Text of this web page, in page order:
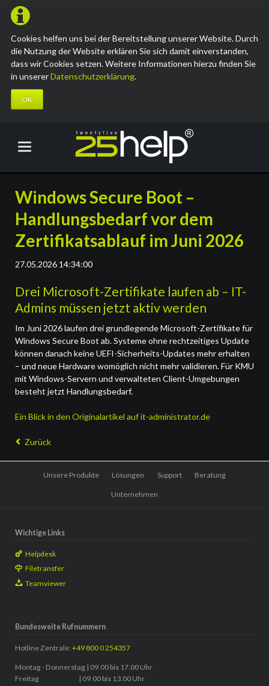
Cookies helfen uns bei der Bereitstellung unserer Website. Durch
die Nutzung der Website erklären Sie sich damit einverstanden,
dass wir Cookies setzen. Weitere Informationen hierzu finden Sie
in unsererDatenschutzerklärung.
OK
Windows Secure Boot –
Handlungsbedarf vor dem
Zertifikatsablauf im Juni 2026
27.05.2026 14:34:00
Drei Microsoft-Zertifikate laufen ab – IT-
Admins müssen jetzt aktiv werden
Im Juni 2026 laufen drei grundlegende Microsoft-Zertifikate für
Windows Secure Boot ab. Systeme ohne rechtzeitiges Update
können danach keine UEFI-Sicherheits-Updates mehr erhalten
– und neue Hardware womöglich nicht mehr validieren. Für KMU
mit Windows-Servern und verwalteten Client-Umgebungen
besteht jetzt Handlungsbedarf.
Ein Blick in den Originalartikel auf it-administrator.de
Zurück
Navigation
Unsere Produkte Lösungen Support Beratung
Unternehmen
Wichtige Links
Helpdesk
Filetransfer
Teamviewer
Bundesweite Rufnummern
Hotline Zentrale: +49 800 0 254357
Montag - Donnerstag | 09.00 bis 17.00 Uhr
Freitag | 09.00 bis 13.00 Uhr